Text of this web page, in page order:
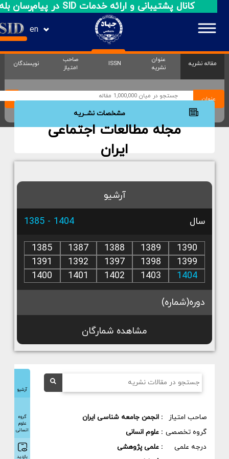
کانال پشتیبانی و ارائه خدمات SID در پیام‌رسان بله
مقاله نشریه
عنوان
نشریه
ISSN
صاحب
امتیاز
نویسندگان
عنوان
مشخصات نشــریه
مجله مطالعات اجتماعی
ایران
آرشیو
سال 1404 - 1385
1385 1387 1388 1389
1390
1391
1392 1397 1398
1399
1400
1401 1402 1403 1404
دوره(شماره)
مشاهده شمارگان
صاحب امتیاز
: انجمن جامعه شناسی ایران
گروه تخصصی : علوم انسانی
درجه علمی
: علمی پژوهشی
انسانی